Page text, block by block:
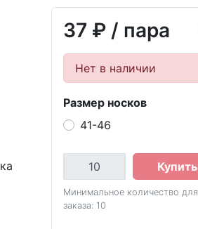
37 ₽ / пара
Нет в наличии
Размер носков
41-46
Купить
Минимальное количество для
заказа: 10